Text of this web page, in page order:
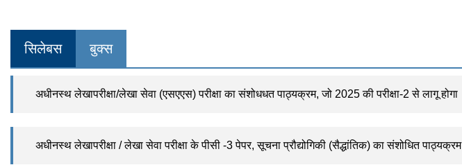
सिलेबस बुक्स
अधीनस्थ लेखापरीक्षा/लेखा सेवा (एसएएस) परीक्षा का संशोधधत पाठ्यक्रम, जो 2025 की परीक्षा-2 से लागू होगा
अधीनस्थ लेखापरीक्षा / लेखा सेवा परीक्षा के पीसी -3 पेपर, सूचना प्रौद्योगिकी (सैद्धांतिक) का संशोधित पाठ्यक्रम